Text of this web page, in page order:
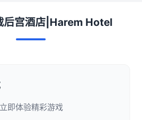
后宫酒店|Harem Hotel
即体验精彩游戏